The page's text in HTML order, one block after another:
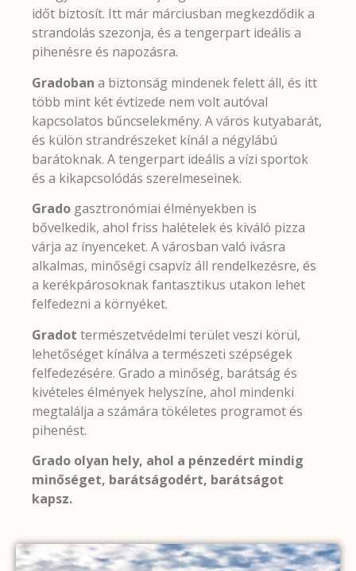
időt biztosít. Itt már márciusban megkezdődik a
strandolás szezonja, és a tengerpart ideális a
pihenésre és napozásra.
Gradoban a biztonság mindenek felett áll, és itt
több mint két évtizede nem volt autóval
kapcsolatos bűncselekmény. A város kutyabarát,
és külön strandrészeket kínál a négylábú
barátoknak. Atengerpart ideális a vízi sportok
és a kikapcsolódás szerelmeseinek.
Grado gasztronómiai élményekben is
bővelkedik, ahol friss halételek és kiváló pizza
várja az ínyenceket. A városban való ivásra
alkalmas, minőségi csapvíz áll rendelkezésre, és
a kerékpárosoknak fantasztikus utakon lehet
felfedezni a környéket.
Gradot természetvédelmi terület veszi körül,
lehetőséget kínálva a természeti szépségek
felfedezésére. Grado a minőség, barátság és
kivételes élmények helyszíne, ahol mindenki
megtalálja a számára tökéletes programot és
pihenést.
Grado olyan hely, ahol a pénzedért mindig
minőséget, barátságodért, barátságot
kapsz.